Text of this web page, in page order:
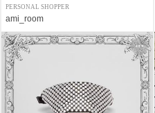
PERSONAL SHOPPER
ami_room